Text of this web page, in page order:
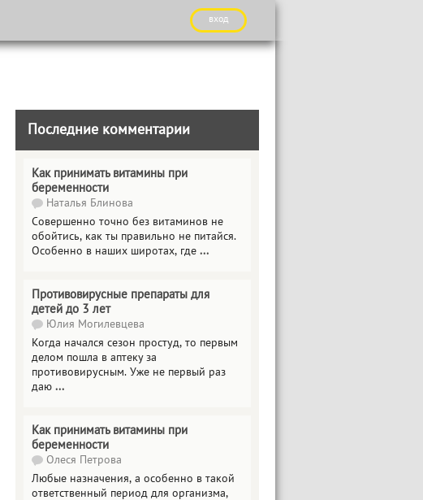
вход
Последние комментарии
Как принимать витамины при
беременности
Наталья Блинова
Совершенно точно без витаминов не
обойтись, как ты правильно не питайся.
Особенно в наших широтах, где ...
Противовирусные препараты для
детей до 3 лет
Юлия Могилевцева
Когда начался сезон простуд, то первым
делом пошла в аптеку за
противовирусным. Уже не первый раз
даю ...
Как принимать витамины при
беременности
Олеся Петрова
Любые назначения, а особенно в такой
ответственный период для организма,